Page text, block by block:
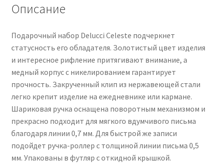
подарочная
Описание
Подарочный набор Delucci Celeste подчеркнет
статусность его обладателя. Золотистый цвет изделия
и интересное рифление притягивают внимание, а
медный корпус с никелированием гарантирует
прочность. Закрученный клип из нержавеющей стали
легко крепит изделие на ежедневнике или кармане.
Шариковая ручка оснащена поворотным механизмом и
прекрасно подходит для мягкого вдумчивого письма
благодаря линии 0,7 мм. Для быстрой же записи
подойдет ручка-роллер с толщиной линии письма 0,5
мм. Упакованы в футляр с откидной крышкой.